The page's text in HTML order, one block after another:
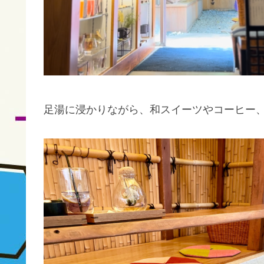
足湯に浸かりながら、和スイーツやコーヒー